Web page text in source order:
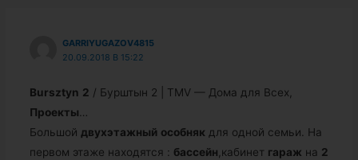
GARRIYUGAZOV4815
20.09.2018 В 15:22
Bursztyn 2 / Бурштын 2 | TMV — Дома для Всех,
Проекты…
Большой двухэтажный особнякдля одной семьи. На
первом этаже находятся : бассейн,кабинет гараж на 2